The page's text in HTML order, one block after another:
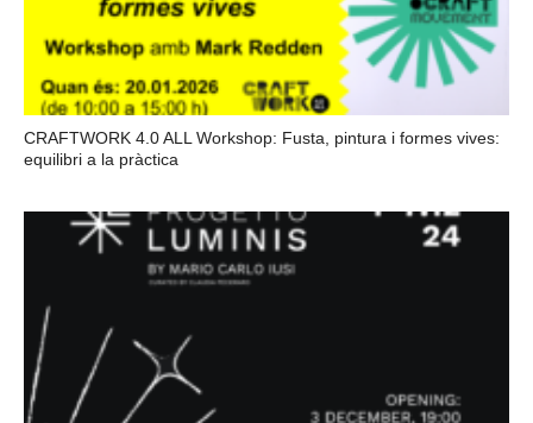
CRAFTWORK 4.0 ALL Workshop: Fusta, pintura i formes vives:
equilibri a la pràctica